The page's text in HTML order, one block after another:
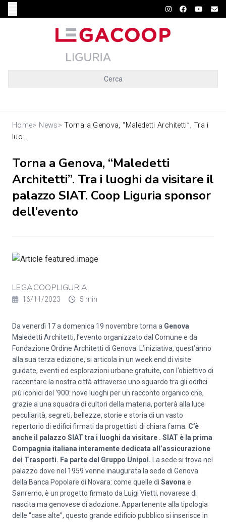
Cerca
Home> News> Torna a Genova, “Maledetti Architetti”. Tra i
luo...
Torna a Genova, “Maledetti
Architetti”. Tra i luoghi da visitare il
palazzo SIAT. Coop Liguria sponsor
dell’evento
LEGACOOPLIGURIA
16/11/2023 5 min
Da venerdì 17 a domenica 19 novembre torna a Genova
Maledetti Architetti, l’evento organizzato dal Comune e da
Fondazione Ordine Architetti di Genova. L’iniziativa, quest’anno
alla sua terza edizione, si articola in un week end di visite
guidate, eventi ed esplorazioni urbane gratuite, con l’obiettivo di
raccontare la nostra città attraverso uno sguardo tra gli edifici
più iconici del ‘900: nove luoghi per un racconto organico che,
grazie a una squadra di cultori della materia, porterà alla luce
peculiarità, segreti, bellezze, storie e storia di un vasto
repertorio di edifici firmati da progettisti di chiara fama. C’è
anche il palazzo SIAT tra i luoghi da visitare . SIAT è la prima
Compagnia italiana interamente dedicata all’assicurazione
dei Trasporti. Fa parte del Gruppo Unipol. La sede si trova nel
palazzo dove nel 1959 venne inaugurata la sede di Genova
della Banca Popolare di Novara: come quelle di Savona e
Sanremo, è un progetto firmato da Luigi Vietti, novarese di
nascita ma genovese di adozione. Appartenente alla tipologia
delle “case alte”, questo grande edificio pubblico si inserisce in